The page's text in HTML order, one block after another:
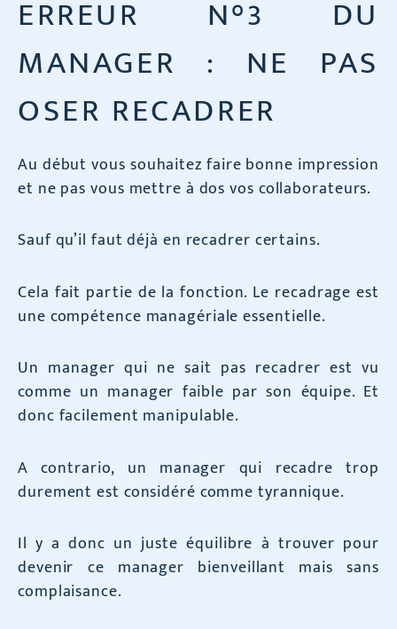
ERREUR N°3 DU
MANAGER : NE PAS
OSER RECADRER
Au début vous souhaitez faire bonne impression
et ne pas vous mettre à dos vos collaborateurs.
Sauf qu’il faut déjà en recadrer certains.
Cela fait partie de la fonction. Le recadrage est
une compétence managériale essentielle.
Un manager qui ne sait pas recadrer est vu
comme un manager faible par son équipe. Et
donc facilement manipulable.
A contrario, un manager qui recadre trop
durement est considéré comme tyrannique.
Il y a donc un juste équilibre à trouver pour
devenir ce manager bienveillant mais sans
complaisance.